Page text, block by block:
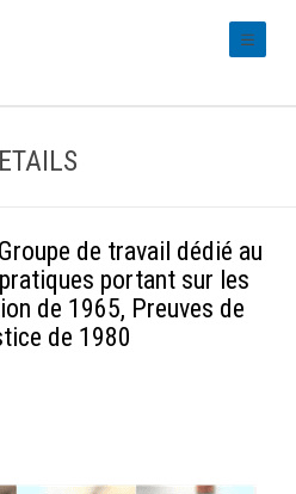
de travail dédié au
portant sur les
de 1965, Preuves de
de 1980